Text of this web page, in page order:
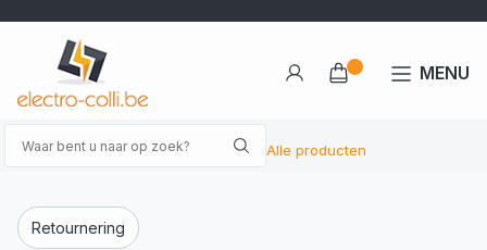
Alle producten
MENU
Retournering